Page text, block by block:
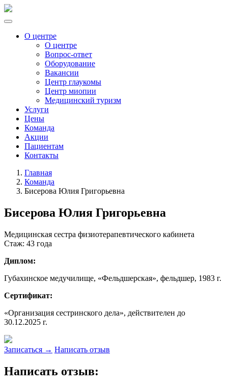
О центре
О центре
Вопрос-ответ
Оборудование
Вакансии
Центр глаукомы
Центр миопии
Медицинский туризм
Услуги
Цены
Команда
Акции
Пациентам
Контакты
Главная
Команда
Бисерова Юлия Григорьевна
Бисерова Юлия Григорьевна
Медицинская сестра физиотерапевтического кабинета
Стаж: 43 года
Диплом:
Губахинское медучилище, «Фельдшерская», фельдшер, 1983 г.
Сертификат:
«Организация сестринского дела», действителен до
30.12.2025 г.
Записаться → Написать отзыв
Написать отзыв: